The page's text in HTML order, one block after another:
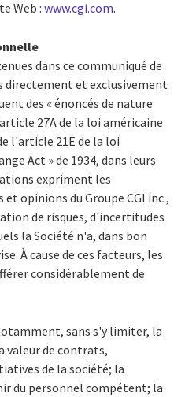
Web : www.cgi.com.
dans ce communiqué de
directement et exclusivement
des « énoncés de nature
27A de la loi américaine
l'article 21E de la loi
Act » de 1934, dans leurs
expriment les
opinions du Groupe CGI inc.,
de risques, d'incertitudes
la Société n'a, dans bon
À cause de ces facteurs, les
considérablement de
sans s'y limiter, la
valeur de contrats,
de la société; la
du personnel compétent; la